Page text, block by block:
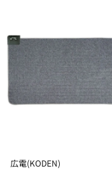
広電(KODEN)